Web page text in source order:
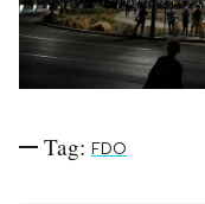
Notifiche mobile
Regala il Post
Hai bisogno di
Tag: FDO